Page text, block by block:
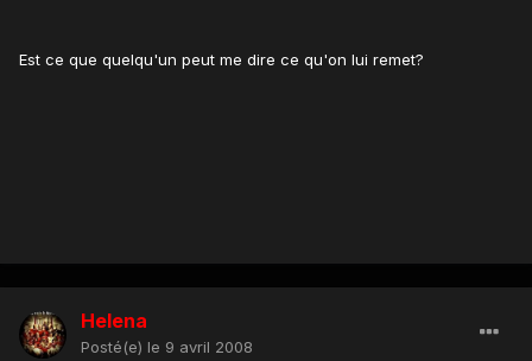
Est ce que quelqu'un peut me dire ce qu'on lui remet?
Helena
Posté(e) le 9 avril 2008